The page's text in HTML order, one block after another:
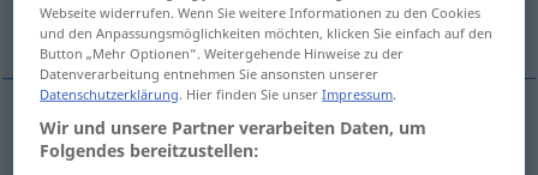
Weitere Beispiele...
f modo
Webseite widerrufen. Wenn Sie weitere Informationen zu den Cookies
und den Anpassungsmöglichkeiten möchten, klicken Sie einfach auf den
Button „Mehr Optionen“. Weitergehende Hinweise zu der
Datenverarbeitung entnehmen Sie ansonsten unserer
Datenschutzerklärung. Hier finden Sie unserImpressum.
Wir und unsere Partner verarbeiten Daten, um
Folgendes bereitzustellen: